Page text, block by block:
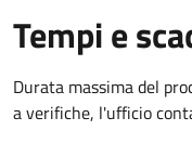
Tempi e
Durata massima del
a verifiche, l'ufficio